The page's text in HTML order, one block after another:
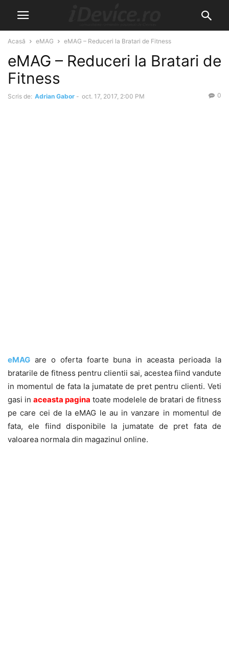
Acasă eMAG eMAG – Reduceri la Bratari de Fitness
eMAG – Reduceri la Bratari de
Fitness
Scris de: Adrian Gabor - oct. 17, 2017, 2:00 PM 0
eMAG are o oferta foarte buna in aceasta perioada la
bratarile de fitness pentru clientii sai, acestea fiind vandute
in momentul de fata la jumatate de pret pentru clienti. Veti
gasi in aceasta pagina toate modelele de bratari de fitness
pe care cei de la eMAG le au in vanzare in momentul de
fata, ele fiind disponibile la jumatate de pret fata de
valoarea normala din magazinul online.